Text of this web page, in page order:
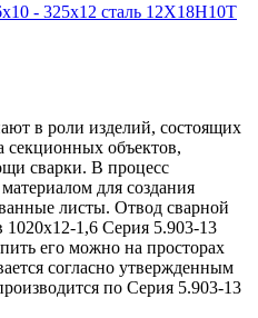
- 325х12 сталь 12Х18Н10Т
в роли изделий, состоящих
секционных объектов,
сварки. В процесс
для создания
листы. Отвод сварной
1,6 Серия 5.903-13
его можно на просторах
согласно утвержденным
по Серия 5.903-13